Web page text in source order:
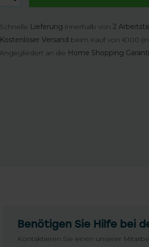
Schnelle Lieferung innerhalb von2
Kostenloser Versand beim Kauf von €100
Angegliedert an die Home Shopping
Benötigen Sie Hilfe bei
Kontaktieren Sie einen unserer